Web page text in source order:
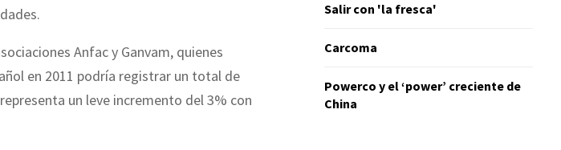
Anfac y Ganvam, quienes
en 2011 podría registrar un total de
un leve incremento del 3% con
Salir con 'la fresca'
Carcoma
Powerco y el ‘power’ creciente de
China